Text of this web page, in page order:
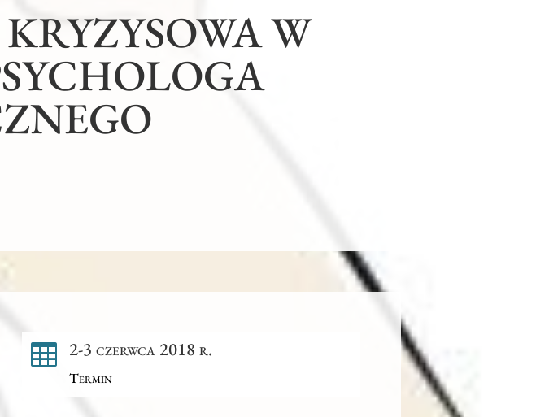
W
 2-3 czerwca 2018 r.
Termin